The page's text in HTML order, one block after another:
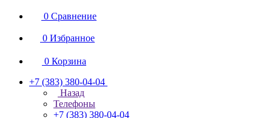
0 Сравнение
0 Избранное
0 Корзина
+7 (383) 380-04-04
Назад
Телефоны
+7 (383) 380-04-04